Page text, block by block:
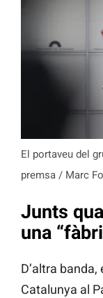
El portaveu del
premsa / Marc
Junts
una
D’altra
Catalunya al